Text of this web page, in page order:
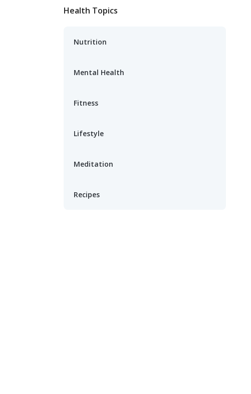
Health Topics
Nutrition
Mental Health
Fitness
Lifestyle
Meditation
Recipes